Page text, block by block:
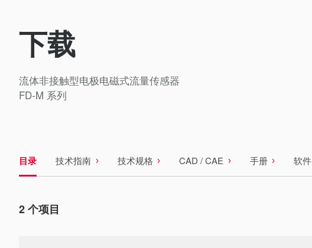
下载
流体非接触型电极电磁式流量传感器
FD-M 系列
目录 技术指南 技术规格 CAD / CAE 手册 软件
2个项目